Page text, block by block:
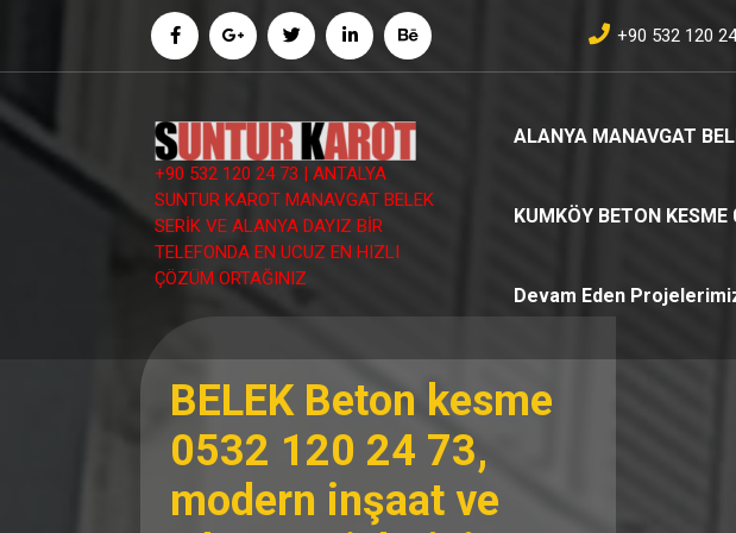
+90 532 120
+90 532 120 24 73 | ANTALYA
SUNTUR KAROT MANAVGAT BELEK
SERİK VE ALANYA DAYIZ BİR
TELEFONDA EN UCUZ EN HIZLI
ÇÖZÜM ORTAĞINIZ
ALANYA MANAVGAT
KUMKÖY BETON
Devam Eden
BELEK Beton kesme
0532 120 24 73,
modern inşaat ve